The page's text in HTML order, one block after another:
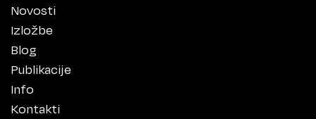
Novosti
Izložbe
Blog
Publikacije
Info
Kontakti